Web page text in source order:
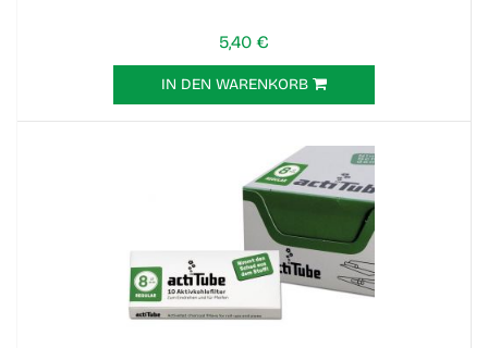
5,40 €
IN DEN WARENKORB